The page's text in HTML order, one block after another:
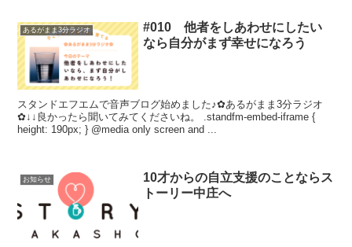
あるがまま3分ラジオ
#010 他者をしあわせにしたい
なら自分がまず幸せになろう
スタンドエフエムで音声ブログ始めました♪✿あるがまま3分ラジオ
✿↓↓良かったら聞いてみてくださいね。 .standfm-embed-iframe {
height: 190px; } @media only screen and ...
お知らせ
10才からの自立支援のことならス
トーリー中庄へ